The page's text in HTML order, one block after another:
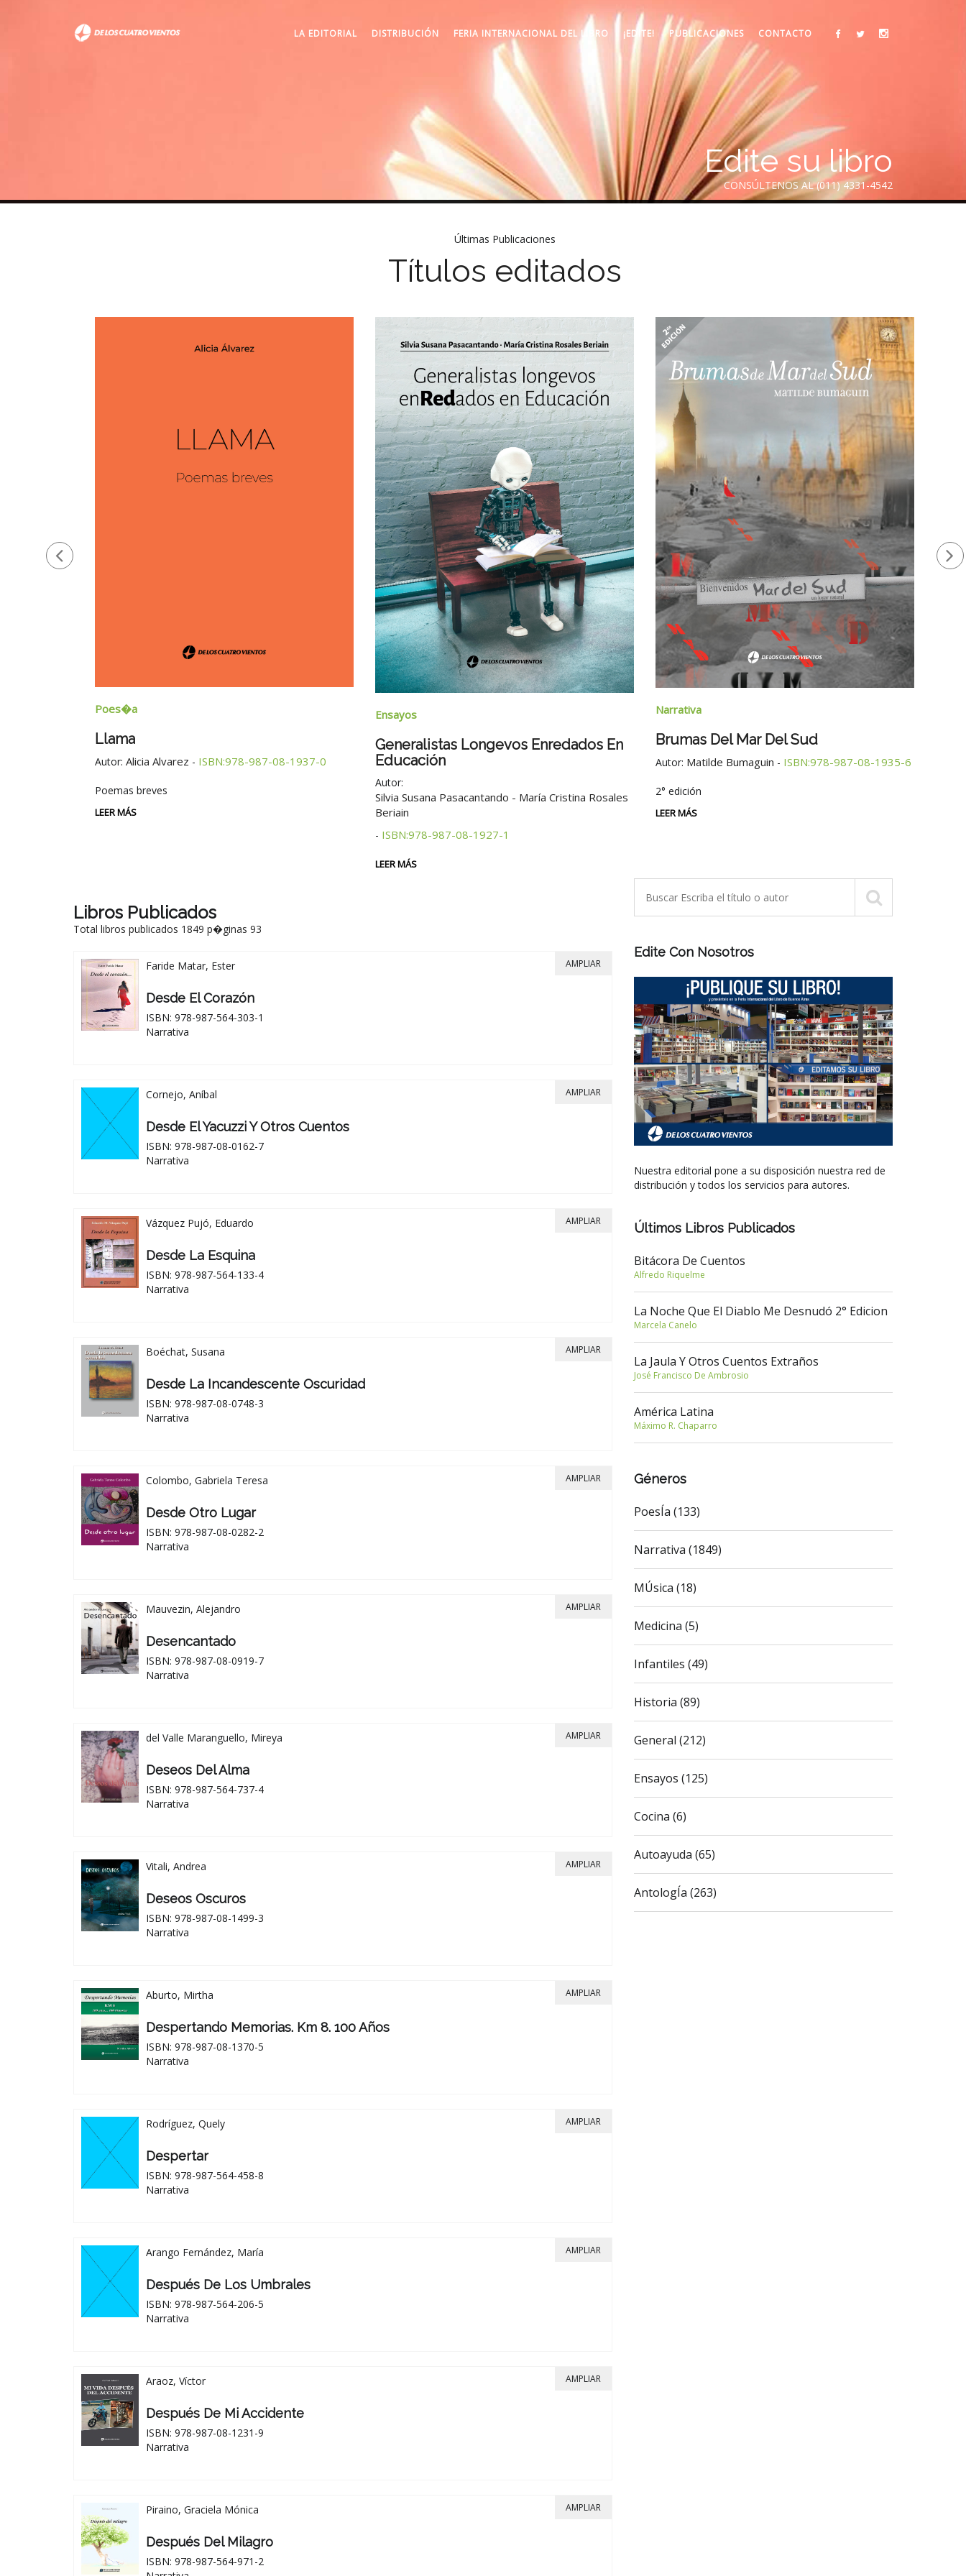
LA EDITORIAL DISTRIBUCIÓN FERIA INTERNACIONAL DEL LIBRO ¡EDITE! PUBLICACIONES CONTACTO
Edite su libro
CONSÚLTENOS AL (011) 4331-4542
Últimas Publicaciones
Títulos editados
Ensayos
Generalistas Longevos Enredados En
Educación
Silvia Susana Pasacantando - María Cristina Rosales
Beriain
Narrativa
Brumas Del Mar Del Sud
Autor:Matilde Bumaguin
2° edición
LEER MÁS
Narrativa
Tres Generaciones
Autor: Fabiana Skocaj ISBN:978-987-08-1934-9
LEER MÁS
Libros Publicados
Total libros publicados 1849 p�ginas 93
Faride Matar, Ester
Desde El Corazón
ISBN: 978-987-564-303-1
Narrativa
AMPLIAR
Cornejo, Aníbal
Desde El Yacuzzi Y Otros Cuentos
ISBN: 978-987-08-0162-7
Narrativa
AMPLIAR
Vázquez Pujó, Eduardo
Desde La Esquina
ISBN: 978-987-564-133-4
Narrativa
AMPLIAR
Boéchat, Susana
Desde La Incandescente Oscuridad
ISBN: 978-987-08-0748-3
Narrativa
AMPLIAR
Colombo, Gabriela Teresa
Desde Otro Lugar
ISBN: 978-987-08-0282-2
Narrativa
AMPLIAR
Mauvezin, Alejandro
Desencantado
ISBN: 978-987-08-0919-7
Narrativa
AMPLIAR
del Valle Maranguello, Mireya
Deseos Del Alma
ISBN: 978-987-564-737-4
Narrativa
AMPLIAR
Vitali, Andrea
Deseos Oscuros
ISBN: 978-987-08-1499-3
Narrativa
AMPLIAR
Aburto, Mirtha
Despertando Memorias. Km 8. 100 Años
ISBN: 978-987-08-1370-5
Narrativa
AMPLIAR
Rodríguez, Quely
Despertar
ISBN: 978-987-564-458-8
Narrativa
AMPLIAR
Arango Fernández, María
Después De Los Umbrales
ISBN: 978-987-564-206-5
Narrativa
AMPLIAR
Araoz, Víctor
Después De Mi Accidente
ISBN: 978-987-08-1231-9
Narrativa
AMPLIAR
Piraino, Graciela Mónica
Después Del Milagro
ISBN: 978-987-564-971-2
AMPLIAR
Edite Con Nosotros
Nuestra editorial pone a su disposición nuestra red de
distribución y todos los servicios para autores.
Últimos Libros Publicados
Bitácora De Cuentos
Alfredo Riquelme
La Noche Que El Diablo Me Desnudó 2° Edicion
Marcela Canelo
La Jaula Y Otros Cuentos Extraños
José Francisco De Ambrosio
América Latina
Máximo R. Chaparro
Géneros
PoesÍa (133)
Narrativa (1849)
MÚsica (18)
Medicina (5)
Infantiles (49)
Historia (89)
General (212)
Ensayos (125)
Cocina (6)
Autoayuda (65)
AntologÍa (263)